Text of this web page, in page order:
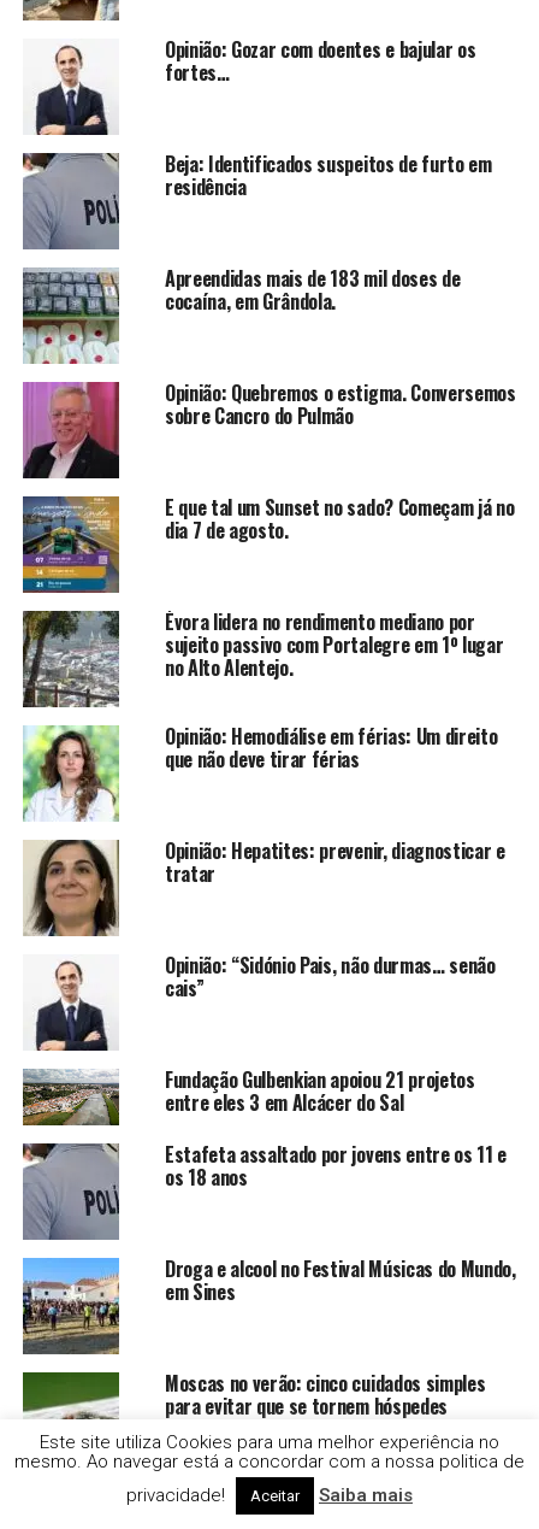
Opinião: Gozar com doentes e bajular os
fortes…
Beja: Identificados suspeitos de furto em
residência
Apreendidas mais de 183 mil doses de
cocaína, em Grândola.
Opinião: Quebremos o estigma. Conversemos
sobre Cancro do Pulmão
E que tal um Sunset no sado? Começam já no
dia 7 de agosto.
Évora lidera no rendimento mediano por
sujeito passivo com Portalegre em 1º lugar
no Alto Alentejo.
Opinião: Hemodiálise em férias: Um direito
que não deve tirar férias
Opinião: Hepatites: prevenir, diagnosticar e
tratar
Opinião: “Sidónio Pais, não durmas… senão
cais”
Fundação Gulbenkian apoiou 21 projetos
entre eles 3 em Alcácer do Sal
Estafeta assaltado por jovens entre os 11 e
os 18 anos
Droga e alcool no Festival Músicas do Mundo,
em Sines
Moscas no verão: cinco cuidados simples
para evitar que se tornem hóspedes
indesejados
Setúbal lidera furtos de catalisadores
Este site utiliza Cookies para uma melhor experiência no
mesmo. Ao navegar está a concordar com a nossa politica de
privacidade!
Aceitar Saiba mais